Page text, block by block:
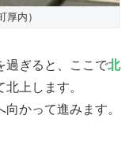
厚内）
過ぎると、ここで北
北上します。
向かって進みます。